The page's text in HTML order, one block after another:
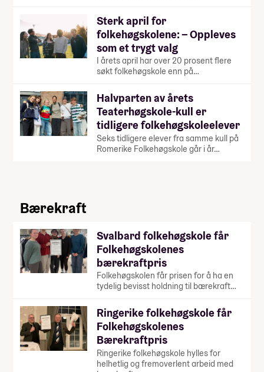
Sterk april for
folkehøgskolene: – Oppleves
som et trygt valg
I årets april har over 20 prosent flere
søkt folkehøgskole enn på…
Halvparten av årets
Teaterhøgskole-kull er
tidligere folkehøgskoleelever
Seks tidligere elever fra samme kull på
Romerike Folkehøgskole går i år…
Bærekraft
Svalbard folkehøgskole får
Folkehøgskolenes
bærekraftpris
Folkehøgskolen får prisen for å ha en
tydelig bevisst holdning til bærekraft…
Ringerike folkehøgskole får
Folkehøgskolenes
Bærekraftpris
Ringerike folkehøgskole hylles for
helhetlig og fremoverlent arbeid med